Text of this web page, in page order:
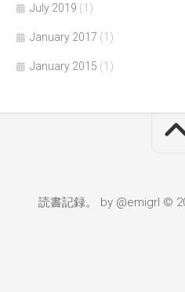
July 2019 (1)
January 2017 (1)
January 2015 (1)
読書記録。 by @emigrl ©